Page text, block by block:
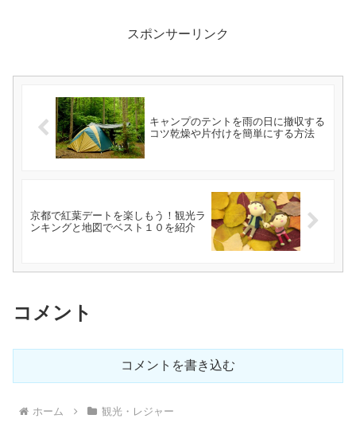
スポンサーリンク
キャンプのテントを雨の日に撤収する
コツ乾燥や片付けを簡単にする方法
京都で紅葉デートを楽しもう！観光ラ
ンキングと地図でベスト１０を紹介
コメント
コメントを書き込む
ホーム 観光・レジャー